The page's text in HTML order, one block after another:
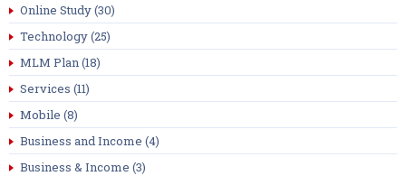
Online Study(30)
Technology(25)
MLM Plan(18)
Services (11)
Mobile (8)
Business and Income (4)
Business & Income (3)